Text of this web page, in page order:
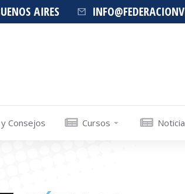
AIRES
Consejos Cursos